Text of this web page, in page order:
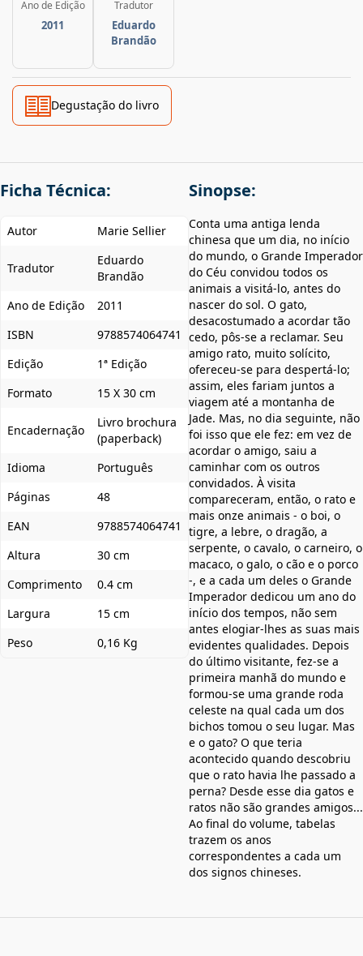
Ano de Edição
2011
Tradutor
Eduardo
Brandão
Degustação do livro
Ficha Técnica:
Autor Marie Sellier
Tradutor
Eduardo
Brandão
Ano de Edição
2011
ISBN
9788574064741
Edição
1ª Edição
Formato
15 X 30 cm
Encadernação
Livro brochura
(paperback)
Idioma
Português
Páginas
48
EAN
9788574064741
Altura
30 cm
Comprimento
0.4 cm
Largura
15 cm
Peso
0,16 Kg
Sinopse:
Conta uma antiga lenda
chinesa que um dia, no início
do mundo, o Grande Imperador
do Céu convidou todos os
animais a visitá-lo, antes do
nascer do sol. O gato,
desacostumado a acordar tão
cedo, pôs-se a reclamar. Seu
amigo rato, muito solícito,
ofereceu-se para despertá-lo;
assim, eles fariam juntos a
viagem até a montanha de
Jade. Mas, no dia seguinte, não
foi isso que ele fez: em vez de
acordar o amigo, saiu a
caminhar com os outros
convidados. À visita
compareceram, então, o rato e
mais onze animais - o boi, o
tigre, a lebre, o dragão, a
serpente, o cavalo, o carneiro, o
macaco, o galo, o cão e o porco
-, e a cada um deles o Grande
Imperador dedicou um ano do
início dos tempos, não sem
antes elogiar-lhes as suas mais
evidentes qualidades. Depois
do último visitante, fez-se a
primeira manhã do mundo e
formou-se uma grande roda
celeste na qual cada um dos
bichos tomou o seu lugar. Mas
e o gato? O que teria
acontecido quando descobriu
que o rato havia lhe passado a
perna? Desde esse dia gatos e
ratos não são grandes amigos...
Ao final do volume, tabelas
trazem os anos
correspondentes a cada um
dos signos chineses.